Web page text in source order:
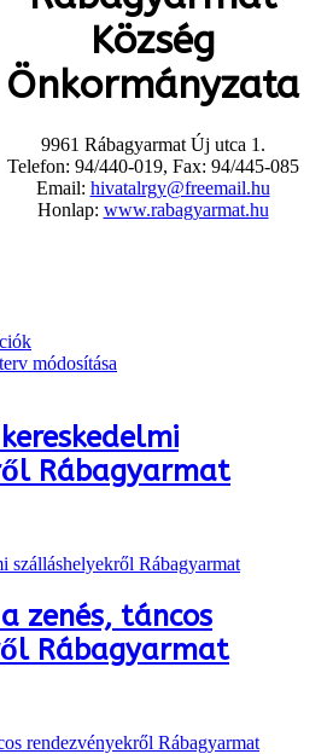
Község
Önkormányzata
9961 Rábagyarmat Új utca 1.
Telefon: 94/440-019, Fax: 94/445-085
Email: hivatalrgy@freemail.hu
Honlap: www.rabagyarmat.hu
módosítása
Rábagyarmat
szálláshelyekről Rábagyarmat
zenés, táncos
Rábagyarmat
rendezvényekről Rábagyarmat